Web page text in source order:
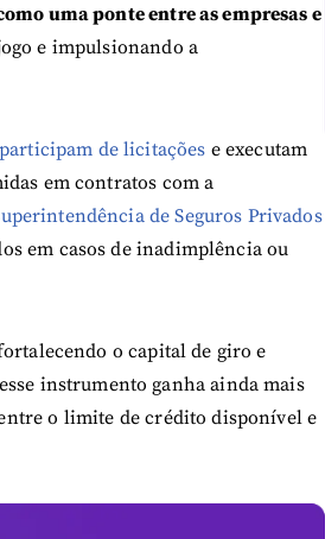
uma ponte entre as empresas e
e impulsionando a
de licitações e executam
em contratos com a
de Seguros Privados
em casos de inadimplência ou
o capital de giro e
instrumento ganha ainda mais
o limite de crédito disponível e